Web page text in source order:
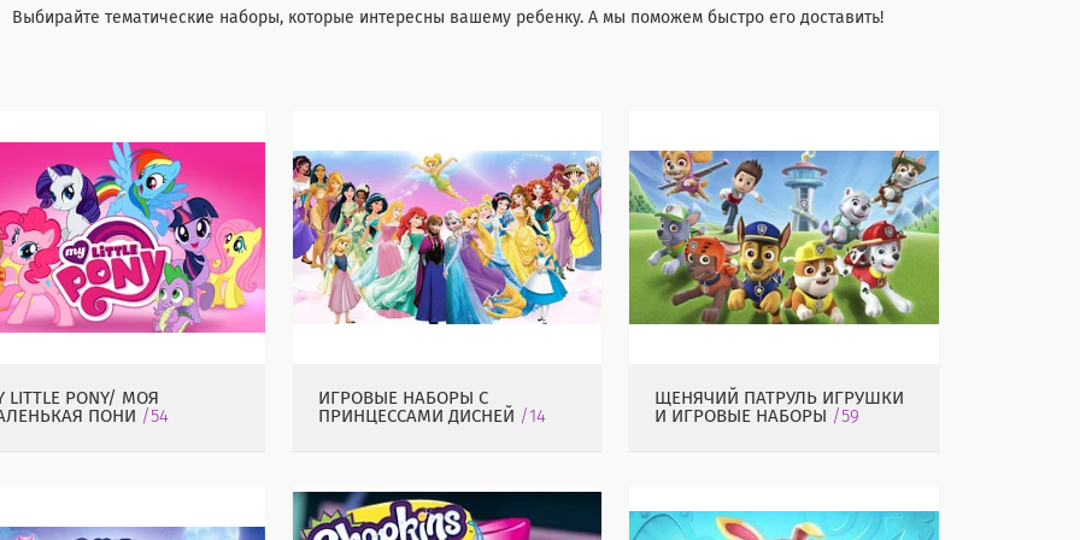
Выбирайте тематические наборы, которые интересны вашему ребенку. А мы поможем быстро его доставить!
LITTLE PONY/ МОЯ
ПОНИ
54
ИГРОВЫЕ НАБОРЫ С
ПРИНЦЕССАМИ ДИСНЕЙ
14
ЩЕНЯЧИЙ ПАТРУЛЬ ИГРУШКИ
И ИГРОВЫЕ НАБОРЫ
59